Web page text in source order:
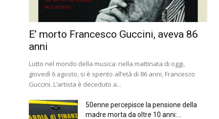
E’ morto Francesco Guccini, aveva 86
anni
Lutto nel mondo della musica: nella mattinata di oggi,
giovedì 6 agosto, si è spento all’età di 86 anni, Francesco
Guccini. L’artista è deceduto a...
50enne percepisce la pensione della
madre morta da oltre 10 anni:...